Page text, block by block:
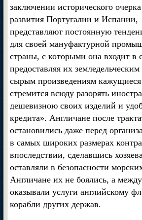
заключении исторического
развития Португалии и
представляют постоянную
для своей мануфактурной
страны, с которыми она входит в
предоставляя их
сырым произведениям
стремится всюду разорять
дешевизною своих изделий и
кредита». Англичане после
остановились даже перед
в самых широких размерах
впоследствии, сделавшись
оставляли в безопасности
Англичане их не боялись, а
оказывали услуги английскому
корабли других держав.